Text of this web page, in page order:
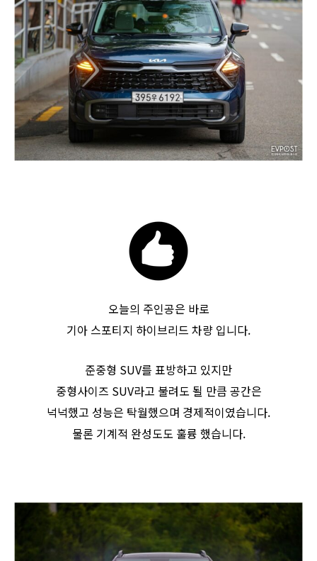
오늘의 주인공은 바로
기아 스포티지 하이브리드 차량 입니다.
준중형 SUV를 표방하고 있지만
중형사이즈 SUV라고 불려도 될 만큼 공간은
넉넉했고 성능은 탁월했으며 경제적이였습니다.
물론 기계적 완성도도 훌륭 했습니다.